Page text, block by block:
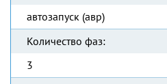
автозапуск (авр)
Количество фаз:
3